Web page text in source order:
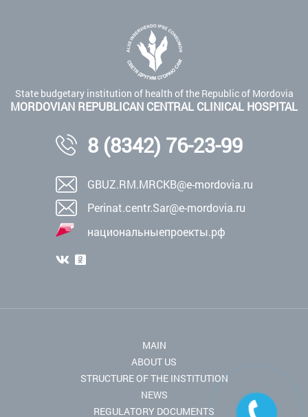
State budgetary institution of health of the Republic of Mordovia
MORDOVIAN REPUBLICAN CENTRAL CLINICAL HOSPITAL
8 (8342) 76-23-99
GBUZ.RM.MRCKB@e-mordovia.ru
Perinat.centr.Sar@e-mordovia.ru
национальныепроекты.рф
MAIN
ABOUT US
STRUCTURE OF THE INSTITUTION
NEWS
REGULATORY DOCUMENTS